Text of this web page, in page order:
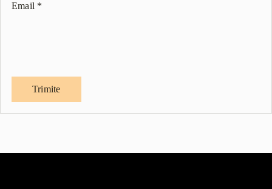
Email *